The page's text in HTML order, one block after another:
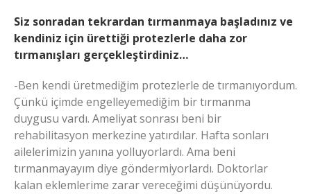
Siz sonradan tekrardan tırmanmaya başladınız ve
kendiniz için ürettiği protezlerle daha zor
tırmanışları gerçekleştirdiniz…
-Ben kendi üretmediğim protezlerle de tırmanıyordum.
Çünkü içimde engelleyemediğim bir tırmanma
duygusu vardı. Ameliyat sonrası beni bir
rehabilitasyon merkezine yatırdılar. Hafta sonları
ailelerimizin yanına yolluyorlardı. Ama beni
tırmanmayayım diye göndermiyorlardı. Doktorlar
kalan eklemlerime zarar vereceğimi düşünüyordu.